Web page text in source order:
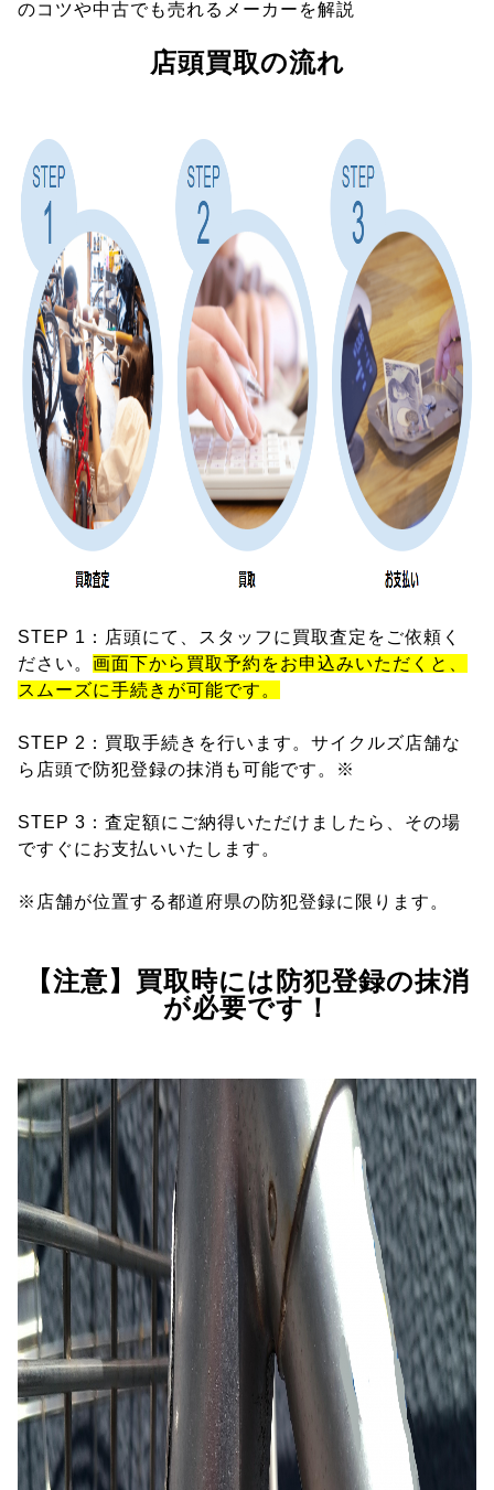
のコツや中古でも売れるメーカーを解説
店頭買取の流れ
STEP 1：店頭にて、スタッフに買取査定をご依頼く
ださい。 画面下から買取予約をお申込みいただくと、
スムーズに手続きが可能です。
STEP 2：買取手続きを行います。サイクルズ店舗な
ら店頭で防犯登録の抹消も可能です。※
STEP 3：査定額にご納得いただけましたら、その場
ですぐにお支払いいたします。
※店舗が位置する都道府県の防犯登録に限ります。
【注意】買取時には防犯登録の抹消
が必要です！